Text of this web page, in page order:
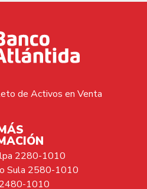
de Activos en Venta
2280-1010
Sula 2580-1010
2480-1010